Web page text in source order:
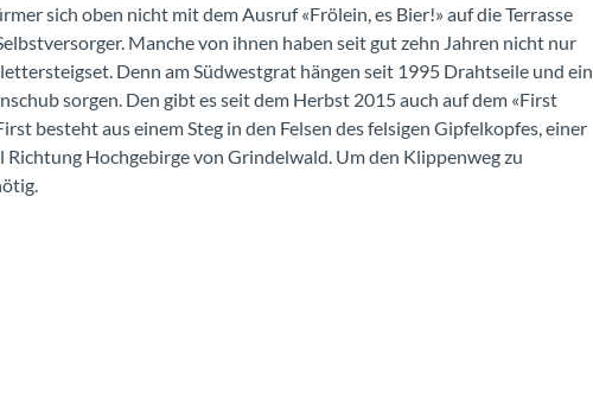
sich oben nicht mit dem Ausruf «Frölein, es Bier!» auf die Terrasse
Manche von ihnen haben seit gut zehn Jahren nicht nur
Denn am Südwestgrat hängen seit 1995 Drahtseile und ein
sorgen. Den gibt es seit dem Herbst 2015 auch auf dem «First
besteht aus einem Steg in den Felsen des felsigen Gipfelkopfes, einer
Hochgebirge von Grindelwald. Um den Klippenweg zu